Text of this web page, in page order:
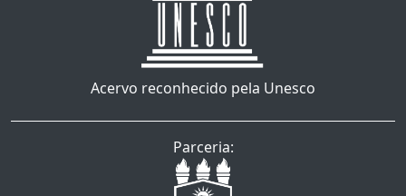
Acervo reconhecido pela Unesco
Parceria: